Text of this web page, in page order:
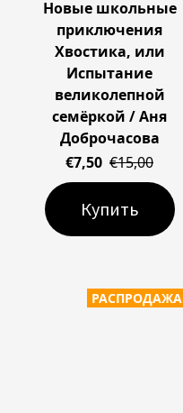
Новые школьные
приключения
Хвостика, или
Испытание
великолепной
семёркой / Аня
Доброчасова
€7,50 €15,00
Купить
РАСПРОДАЖА